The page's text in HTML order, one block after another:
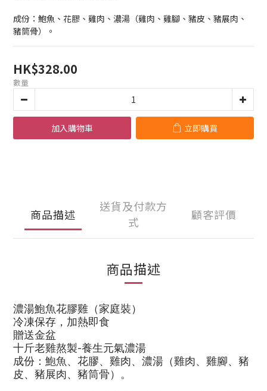
成份：鮑魚、花膠、雞肉、濃湯（雞肉、雞腳、豬皮、豬展肉、
豬筒骨）。
HK$328.00
數量
加入購物車 立即購買
商品描述
送貨及付款方
式
顧客評價
商品描述
濃湯鮑魚花膠雞（家庭裝）
冷凍保存，加熱即食
贈送金盆
十斤老雞熬製-養生元氣濃湯
成份：鮑魚、花膠、雞肉、濃湯 （雞肉、雞腳、豬
皮、豬展肉、豬筒骨 ） 。